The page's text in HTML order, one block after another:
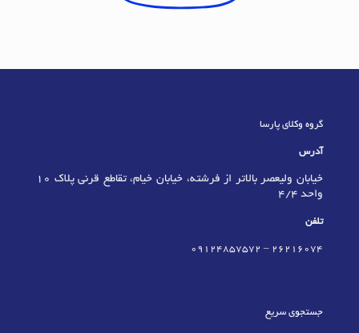
گروه وکلای پارسا
آدرس
خیابان ولیعصر بالاتر از فرشته، خیابان خیام، تقاطع قرنی پلاک 10
واحد 4/4
تلفن
٢٦٢١٦٠٧٤ –
09124857572
جستجوی سریع